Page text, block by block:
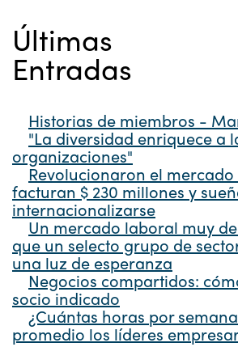
Últimas
Entradas
Historias de miembros -
"La diversidad enriquece a
organizaciones"
Revolucionaron el
facturan $ 230 millones y
internacionalizarse
Un mercado laboral muy
que un selecto grupo de
una luz de esperanza
Negocios compartidos:
socio indicado
¿Cuántas horas por
promedio los líderes